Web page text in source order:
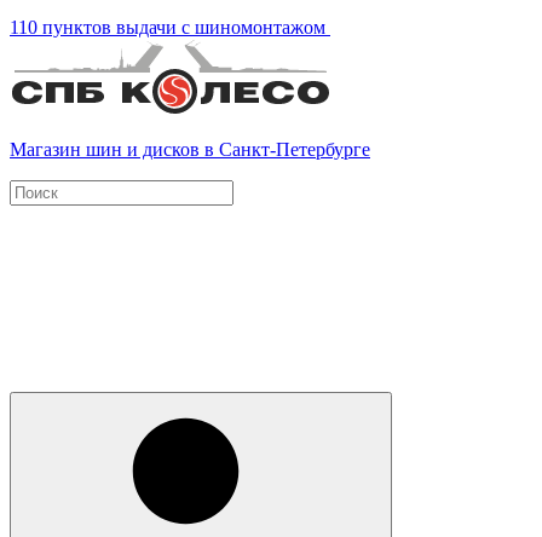
110 пунктов выдачи с шиномонтажом
Магазин шин и дисков в Санкт-Петербурге